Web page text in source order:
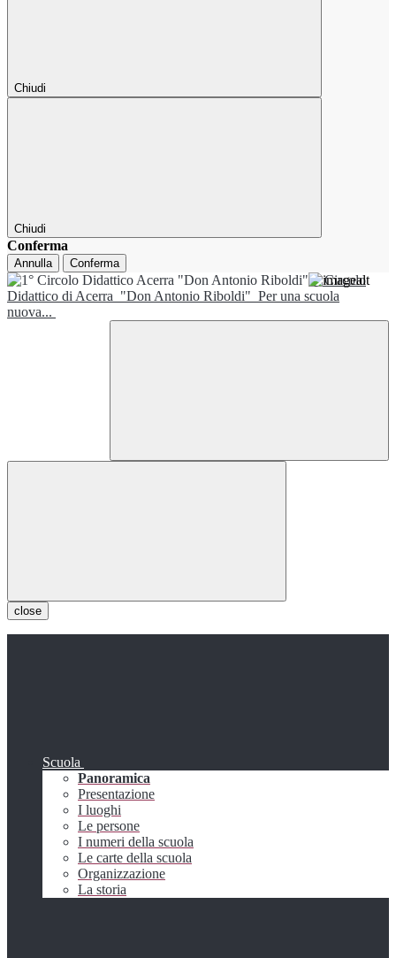
Chiudi
Chiudi
Conferma
Annulla Conferma
1° Circolo
Didattico di Acerra "Don Antonio Riboldi" Per una scuola
nuova...
close
Scuola
Panoramica
Presentazione
I luoghi
Le persone
I numeri della scuola
Le carte della scuola
Organizzazione
La storia